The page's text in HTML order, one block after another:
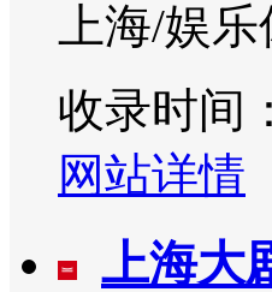
上海/娱
收录时间
网站详情
上海大